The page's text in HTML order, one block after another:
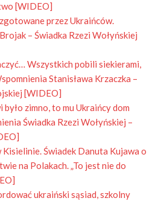
[WIDEO]
przez Ukraińców.
– Świadka Rzezi Wołyńskiej
Wszystkich pobili siekierami,
Stanisława Krzaczka –
[WIDEO]
było zimno, to mu Ukraińcy dom
Świadka Rzezi Wołyńskiej –
Świadek Danuta Kujawa o
na Polakach. „To jest nie do
ukraiński sąsiad, szkolny